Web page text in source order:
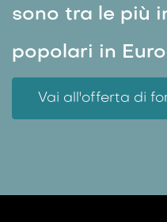
sono tra le più
popolari in
Vai all'offerta di